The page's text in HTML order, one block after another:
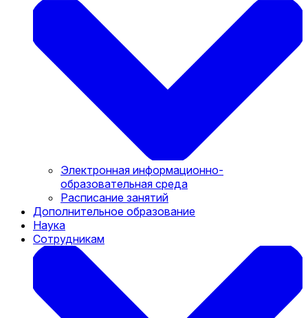
Электронная информационно-
образовательная среда
Расписание занятий
Дополнительное образование
Наука
Сотрудникам